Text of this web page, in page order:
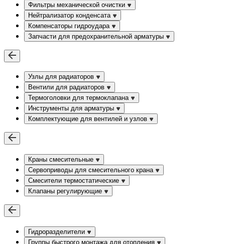
Фильтры механической очистки
Нейтрализатор конденсата
Компенсаторы гидроудара
Запчасти для предохранительной арматуры
Узлы для радиаторов
Вентили для радиаторов
Термоголовки для термоклапана
Инструменты для арматуры
Комплектующие для вентилей и узлов
Краны смесительные
Сервоприводы для смесительного крана
Смесители термостатические
Клапаны регулирующие
Гидроразделители
Группы быстрого монтажа для отопления